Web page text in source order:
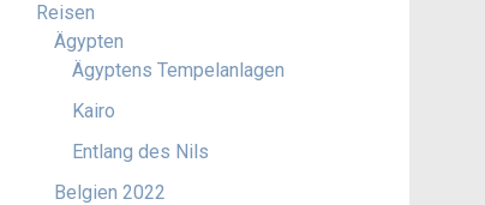
Reisen
Ägypten
Ägyptens Tempelanlagen
Kairo
Entlang des Nils
Belgien 2022